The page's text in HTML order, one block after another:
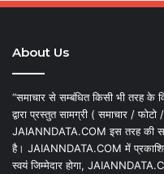
About Us
“समाचार से सम्बंधित किसी भी तरह के
द्वारा प्रस्तुत सामग्री ( समाचार / फोटो
JAIANNDATA.COM इस तरह की
है। JAIANNDATA.COM में
स्वयं जिम्मेदार होगा,